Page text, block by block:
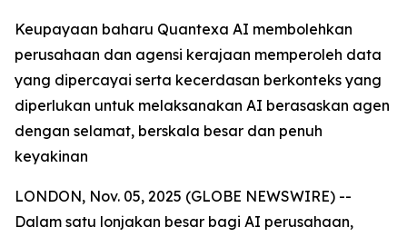
Keupayaan baharu Quantexa AI membolehkan
perusahaan dan agensi kerajaan memperoleh data
yang dipercayai serta kecerdasan berkonteks yang
diperlukan untuk melaksanakan AI berasaskan agen
dengan selamat, berskala besar dan penuh
keyakinan
LONDON, Nov. 05, 2025 (GLOBE NEWSWIRE) --
Dalam satu lonjakan besar bagi AI perusahaan,